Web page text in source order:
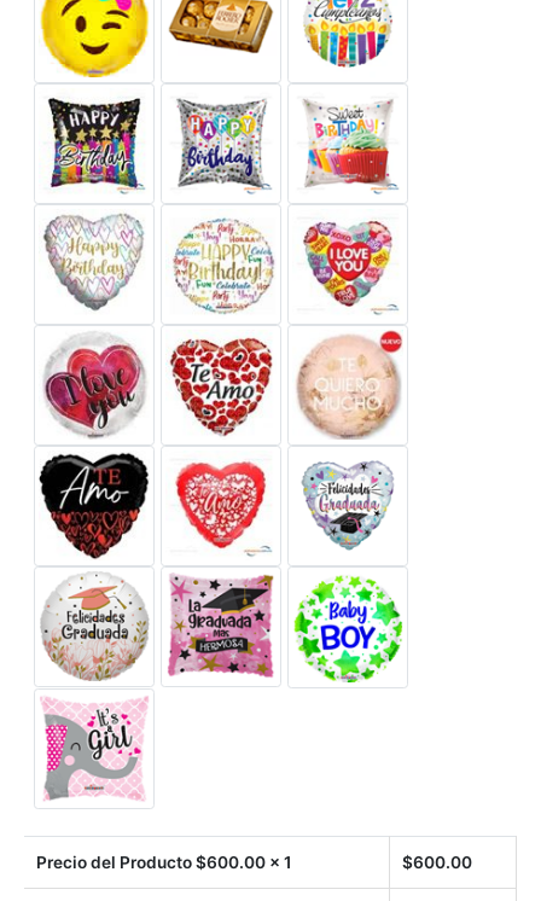
Precio del Producto $600.00 x 1 $600.00